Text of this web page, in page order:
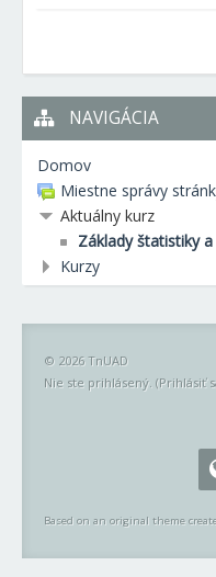
NAVIGÁCIA
Domov
Miestne správy
Aktuálny kurz
Základy štatistiky
Kurzy
© 2026 TnUAD
Nie ste prihlásený. (Prihlásiť
Based on an original theme